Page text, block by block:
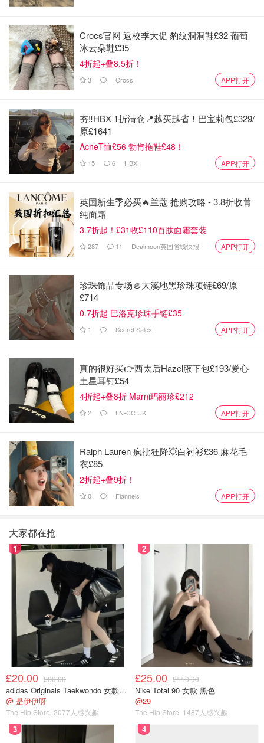
情人节的到来为家庭中的爱情注入了一份特别的色彩。情人
感情的重要性。这一天，家庭成员可以共同参与创造浪漫的
氛围，让爱在家庭中得到更全面的表达，构建出一个充满爱
意的温馨空间。💝
Crocs官网 返校季大促 豹纹洞洞鞋£32 葡萄
冰云朵鞋£35
4折起+叠8.5折！
3 Crocs APP打开
夯‼️HBX 1折清仓📍越买越省！巴宝莉包£329/
原£1641
AcneT恤£56 勃肯拖鞋£48！
15 6 HBX APP打开
英国新生季必买🔥兰蔻 抢购攻略 - 3.8折收菁
纯面霜
3.7折起！£31收£110百肽面霜套装
287 11 Dealmoon英国省钱快报 APP打开
珍珠饰品专场🦪大溪地黑珍珠项链£69/原
£714
0.7折起 巴洛克珍珠手链£35
1 Secret Sales APP打开
真的很好买👉西太后Hazel腋下包£193/爱心
土星耳钉£54
4折起+叠8折 Marni玛丽珍£212
2 LN-CC UK APP打开
Ralph Lauren 疯批狂降💥白衬衫£36 麻花毛
衣£85
2折起+叠9折！
0 Flannels APP打开
大家都在抢
1
£20.00 £80.00
adidas Originals Taekwondo 女款黑色运动鞋
@ 是伊伊呀
The Hip Store 2077人感兴趣
2
£25.00 £110.00
Nike Total 90 女款 黑色
@29
The Hip Store 1487人感兴趣
3 4